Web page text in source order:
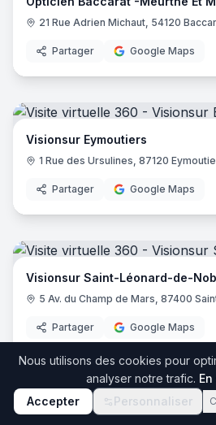
21 Rue Adrien Michaut, 54120
Partager Google Maps
Visionsur Eymoutiers
1 Rue des Ursulines, 87120
Partager Google Maps
Visionsur Saint-Léonard-de-
5 Av. du Champ de Mars, 87400
Partager Google Maps
Visionsur Châteauneuf-la-Forêt
Nous utilisons des cookies pour
analyser notre trafic.
Accepter
Personnaliser